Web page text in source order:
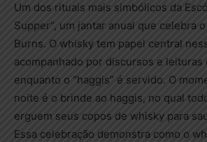
Um dos rituais mais simbólicos da
Supper”, um jantar anual que celebra
Burns. O whisky tem papel central
acompanhado por discursos e leituras
enquanto o “haggis” é servido. O
noite é o brinde ao haggis, no qual
erguem seus copos de whisky para
Essa celebração demonstra como o